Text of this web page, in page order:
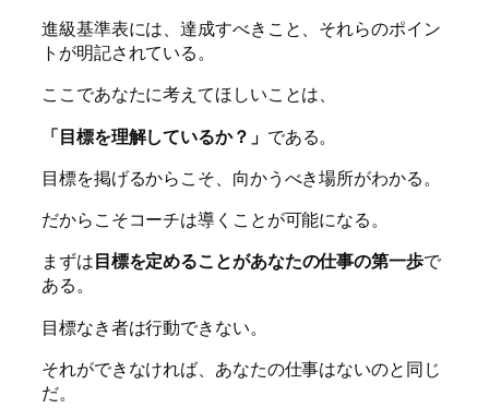
進級基準表には、達成すべきこと、それらのポイン
トが明記されている。
ここであなたに考えてほしいことは、
「目標を理解しているか？」 である。
目標を掲げるからこそ、向かうべき場所がわかる。
だからこそコーチは導くことが可能になる。
まずは目標を定めることがあなたの仕事の第一歩で
ある。
目標なき者は行動できない。
それができなければ、あなたの仕事はないのと同じ
だ。